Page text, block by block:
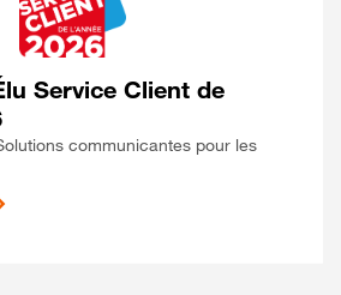
Service Client de
communicantes pour les